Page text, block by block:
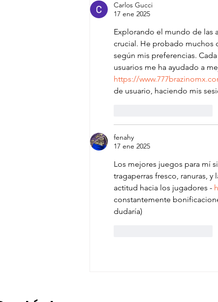
Carlos Gucci
17 ene 2025
Explorando el mundo de las
crucial. He probado muchos
según mis preferencias.
usuarios me ha ayudado a
https://
de usuario, haciendo mis
fenahy
17 ene 2025
Los mejores juegos para mí
tragaperras fresco, ranuras,
actitud hacia los jugadores -
constantemente
dudaría)